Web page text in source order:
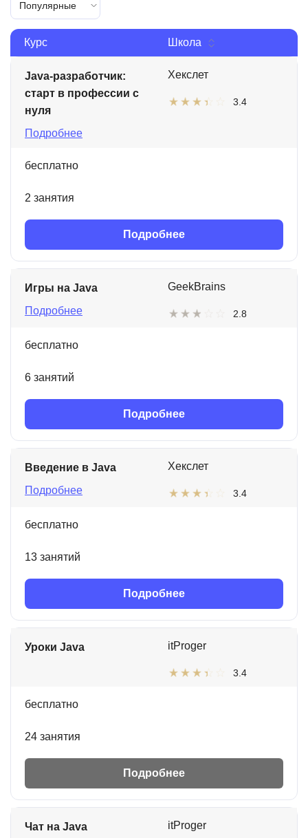
Популярные
Курс Школа
Java-разработчик:
старт в профессии с
нуля
Подробнее
Хекслет
3.4
бесплатно
2 занятия
Подробнее
Игры на Java
Подробнее
GeekBrains
2.8
бесплатно
6 занятий
Подробнее
Введение в Java
Подробнее
Хекслет
3.4
бесплатно
13 занятий
Подробнее
Уроки Java itProger
3.4
бесплатно
24 занятия
Подробнее
Чат на Java itProger